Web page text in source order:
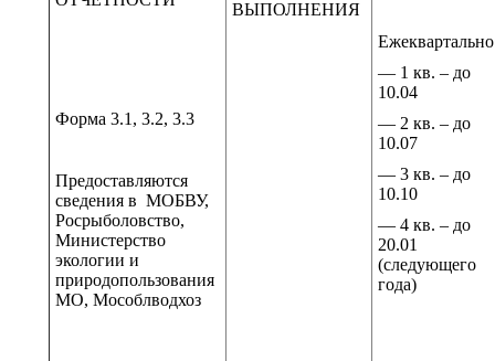
ВЫПОЛНЕНИЯ
Форма 3.1, 3.2, 3.3
Предоставляются
сведения в МОБВУ,
Росрыболовство,
Министерство
экологии и
природопользования
МО, Мособлводхоз
— 1 кв. – до
10.04
— 2 кв. – до
10.07
— 3 кв. – до
10.10
— 4 кв. – до
20.01
(следующего
года)